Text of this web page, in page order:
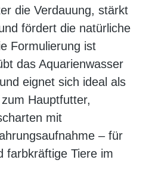
die Verdauung, stärkt
fördert die natürliche
Formulierung ist
das Aquarienwasser
eignet sich ideal als
Hauptfutter,
mit
– für
farbkräftige Tiere im